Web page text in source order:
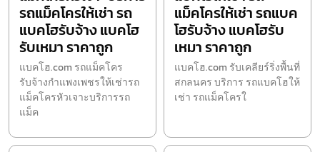
รถแม็คโครให้เช่า รถ
แบคโฮรับจ้าง แบคโฮ
รับเหมา ราคาถูก
แบคโฮ.com รถแม็คโคร
รับจ้างกำแพงเพชรให้เช่ารถ
แม็คโครหัวเจาะบริการรถ
แม็ค
แม็คโครให้เช่า รถแบค
โฮรับจ้าง แบคโฮรับ
เหมา ราคาถูก
แบคโฮ.com รับเคลียร์ริ่งพื้นที่
สกลนคร บริการ รถแบคโฮให้
เช่า รถแม็คโครใ